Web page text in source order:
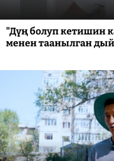
"Дүң болуп кетишин
менен таанылган